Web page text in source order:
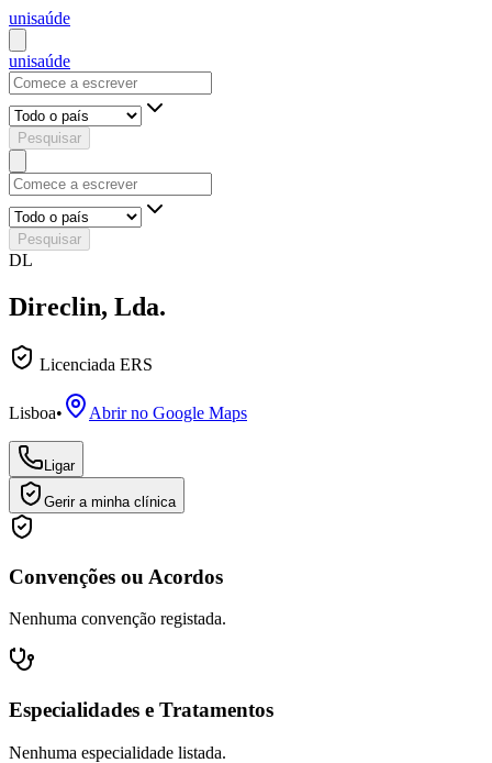
unisaúde
unisaúde
Pesquisar
Pesquisar
DL
Direclin, Lda.
Licenciada ERS
Lisboa• Abrir no Google Maps
Ligar
Gerir a minha clínica
Convenções ou Acordos
Nenhuma convenção registada.
Especialidades e Tratamentos
Nenhuma especialidade listada.